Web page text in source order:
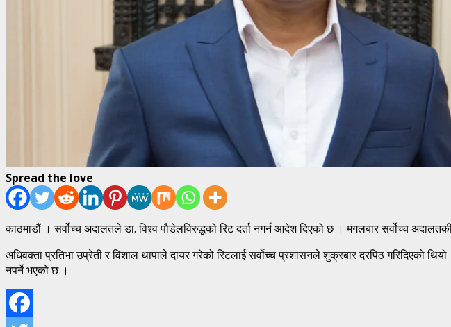
Spread the love
काठमाडौं । सर्वोच्च अदालतले डा. विश्व पौडेलविरुद्धको रिट दर्ता नगर्न आदेश दिएको छ । मंगलबार सर्वोच्च
अधिवक्ता प्रतिभा उप्रेती र विशाल थापाले दायर गरेको रिटलाई सर्वोच्च प्रशासनले शुक्रबार दरपिठ गरिदिएको
नपर्ने भएको छ ।